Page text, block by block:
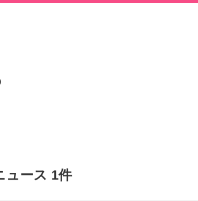
ュース 1件